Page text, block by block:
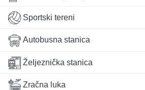
Sportski tereni
Autobusna stanica
Željeznička stanica
Zračna luka